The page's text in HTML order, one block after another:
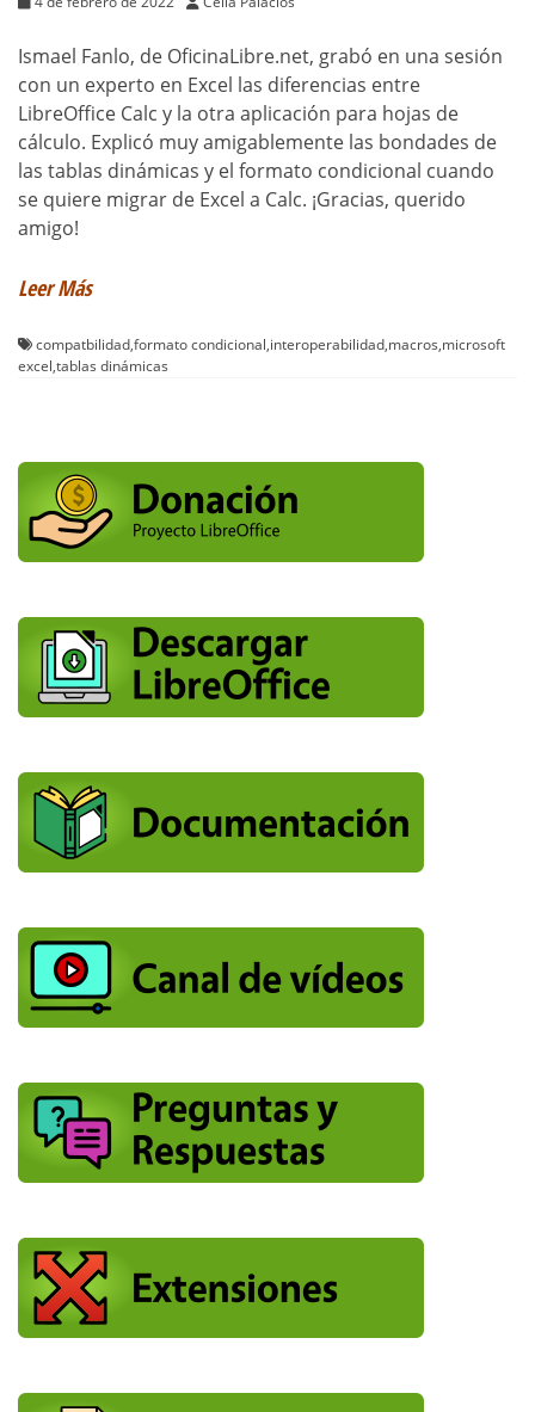
Ismael Fanlo, de OficinaLibre.net, grabó en una sesión
con un experto en Excel las diferencias entre
LibreOffice Calc y la otra aplicación para hojas de
cálculo. Explicó muy amigablemente las bondades de
las tablas dinámicas y el formato condicional cuando
se quiere migrar de Excel a Calc. ¡Gracias, querido
amigo!
Leer Más
compatbilidad,formato condicional,interoperabilidad,macros,microsoft
excel,tablas dinámicas